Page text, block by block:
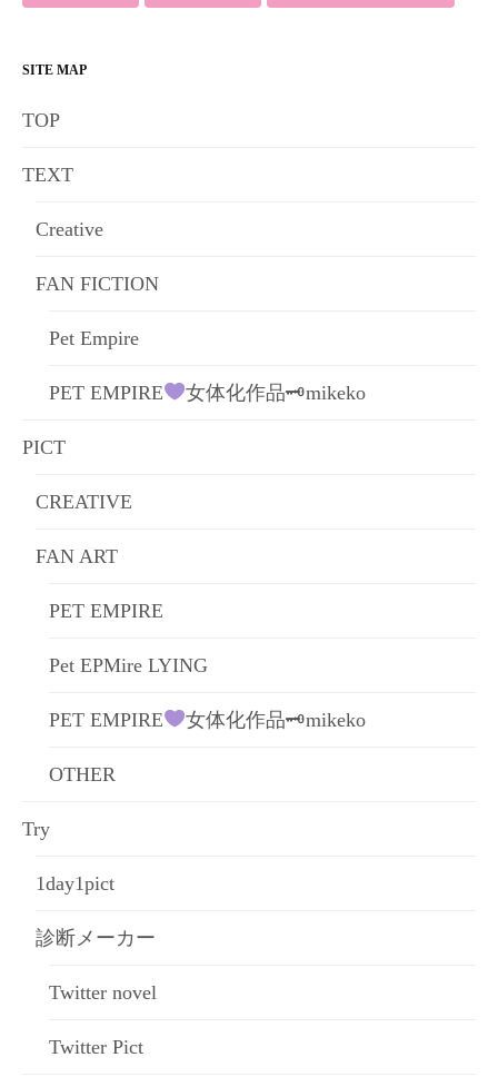
SITE MAP
TOP
TEXT
Creative
FAN FICTION
Pet Empire
PET EMPIRE 女体化作品🗝mikeko
PICT
CREATIVE
FAN ART
PET EMPIRE
Pet EPMire LYING
PET EMPIRE 女体化作品🗝mikeko
OTHER
Try
1day1pict
診断メーカー
Twitter novel
Twitter Pict